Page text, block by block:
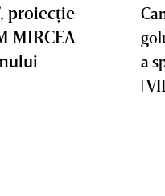
proiecţie
MIRCEA
a
|